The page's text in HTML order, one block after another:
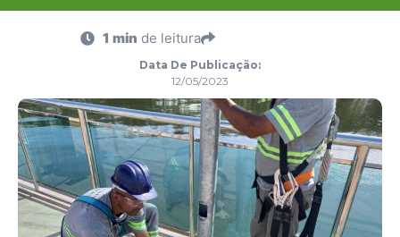
1 min de leitura
Data De Publicação:
12/05/2023